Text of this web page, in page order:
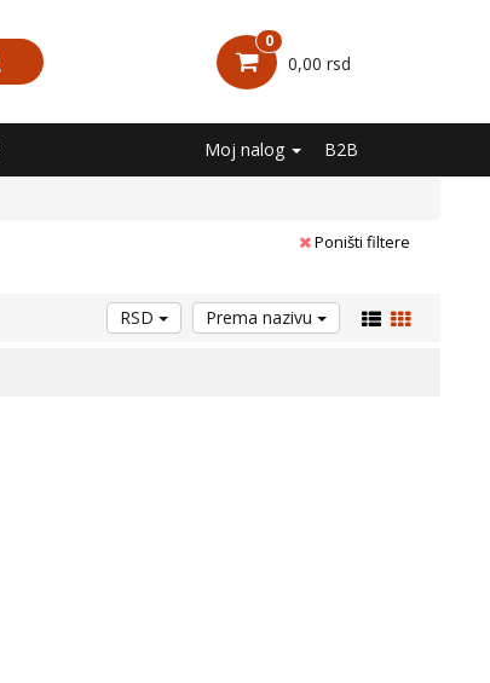
0
0,00 rsd
Moj nalog B2B
Poništi filtere
RSD Prema nazivu